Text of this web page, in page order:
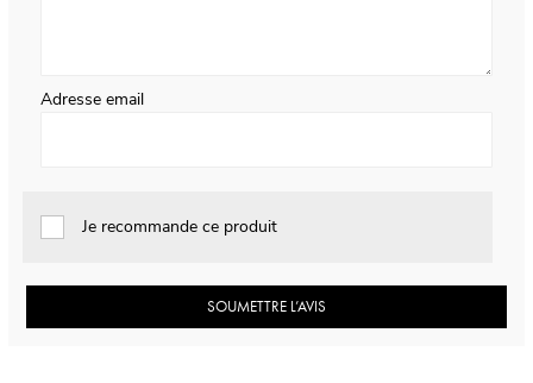
Adresse email
Je recommande ce produit
SOUMETTRE L’AVIS